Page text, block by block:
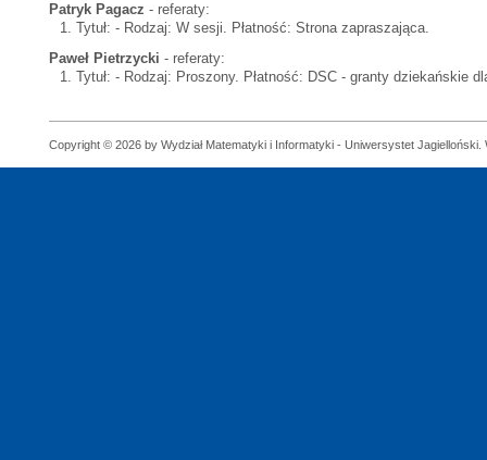
Patryk Pagacz - referaty:
Tytuł: - Rodzaj: W sesji. Płatność: Strona zapraszająca.
Paweł Pietrzycki - referaty:
Tytuł: - Rodzaj: Proszony. Płatność: DSC - granty dziekańskie
Copyright © 2026 by Wydział Matematyki i Informatyki - Uniwersystet